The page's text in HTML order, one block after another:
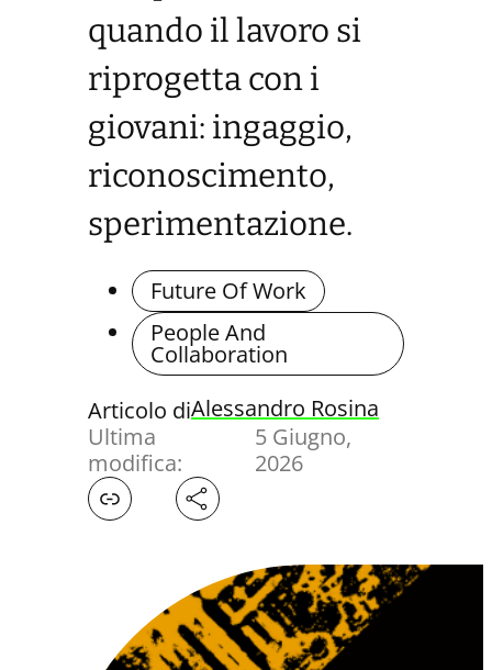
quando il lavoro si
riprogetta con i
giovani: ingaggio,
riconoscimento,
sperimentazione.
Future Of Work
People And
Collaboration
Articolo diAlessandro Rosina
Ultima
modifica:
5 Giugno,
2026